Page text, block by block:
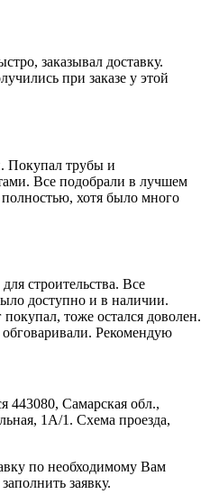
заказывал доставку.
при заказе у этой
Покупал трубы и
Все подобрали в лучшем
хотя было много
строительства. Все
доступно и в наличии.
тоже остался доволен.
Рекомендую
443080, Самарская обл.,
1А/1. Схема проезда,
по необходимому Вам
заявку.